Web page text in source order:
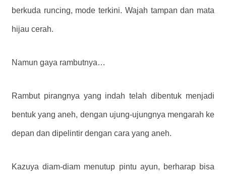
berkuda runcing, mode terkini. Wajah tampan dan mata
hijau cerah.
Namun gaya rambutnya…
Rambut pirangnya yang indah telah dibentuk menjadi
bentuk yang aneh, dengan ujung-ujungnya mengarah ke
depan dan dipelintir dengan cara yang aneh.
Kazuya diam-diam menutup pintu ayun, berharap bisa